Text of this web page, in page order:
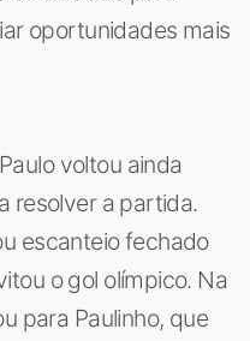
oportunidades mais
voltou ainda
resolver a partida.
escanteio fechado
o gol olímpico. Na
para Paulinho, que